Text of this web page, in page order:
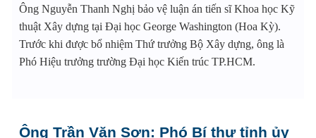
Ông Nguyễn Thanh Nghị bảo vệ luận án tiến sĩ Khoa học Kỹ
thuật Xây dựng tại Đại học George Washington (Hoa Kỳ).
Trước khi được bổ nhiệm Thứ trưởng Bộ Xây dựng, ông là
Phó Hiệu trưởng trường Đại học Kiến trúc TP.HCM.
Ông Trần Văn Sơn: Phó Bí thư tỉnh ủy